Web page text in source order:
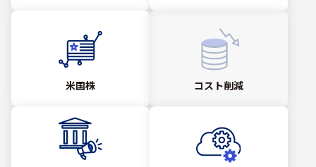
米国株 コスト削減